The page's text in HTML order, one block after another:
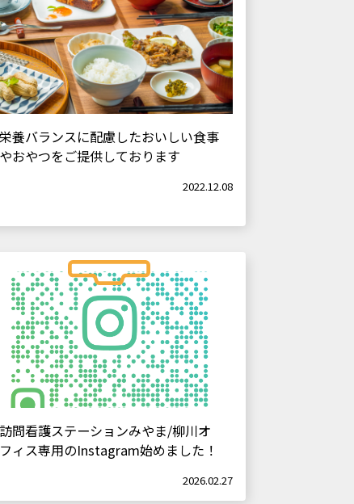
栄養バランスに配慮したおいしい食事
やおやつをご提供しております
2022.12.08
訪問看護ステーションみやま/柳川オ
フィス専用のInstagram始めました！
2026.02.27